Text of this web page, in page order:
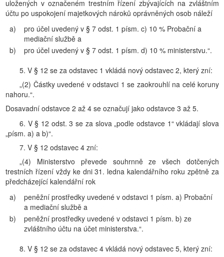
uložených v označeném trestním řízení zbývajících na zvláštním
účtu po uspokojení majetkových nároků oprávněných osob náleží
a)
pro účel uvedený v § 7 odst. 1 písm. c) 10 % Probační a
mediační službě a
b)
pro účel uvedený v § 7 odst. 1 písm. d) 10 % ministerstvu.“.
5. V § 12 se za odstavec 1 vkládá nový odstavec 2, který zní:
„(2) Částky uvedené v odstavci 1 se zaokrouhlí na celé koruny
nahoru.“.
Dosavadní odstavce 2 až 4 se označují jako odstavce 3 až 5.
6. V § 12 odst. 3 se za slova „podle odstavce 1“ vkládají slova
„písm. a) a b)“.
7. V § 12 odstavec 4 zní:
„(4) Ministerstvo převede souhrnně ze všech dotčených
trestních řízení vždy ke dni 31. ledna kalendářního roku zpětně za
předcházející kalendářní rok
a)
peněžní prostředky uvedené v odstavci 1 písm. a) Probační
a mediační službě a
b)
peněžní prostředky uvedené v odstavci 1 písm. b) ze
zvláštního účtu na účet ministerstva.“.
8. V § 12 se za odstavec 4 vkládá nový odstavec 5, který zní: